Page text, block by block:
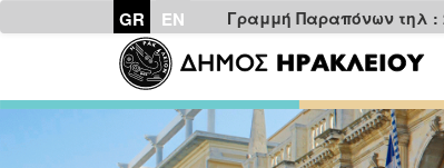
GR EN Γραμμή Παραπόνων τηλ :